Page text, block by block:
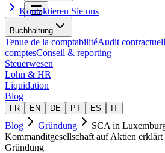
Kontaktieren Sie uns
Buchhaltung
Tenue de la comptabilitéAudit
comptesConseil & reporting
Steuerwesen
Lohn & HR
Liquidation
Blog
FR EN DE PT ES IT
Blog Gründung
SCA in
Kommanditgesellschaft auf Aktien erklärt
Gründung